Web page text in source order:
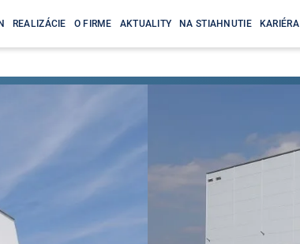
REALIZÁCIE O FIRME AKTUALITY NA STIAHNUTIE KARIÉRA